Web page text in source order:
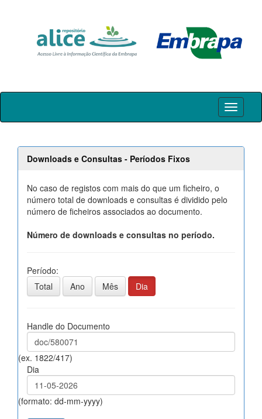
Skip
Downloads e Consultas - Períodos Fixos
No caso de registos com mais do que um ficheiro, o
número total de downloads e consultas é dividido pelo
número de ficheiros associados ao documento.
Número de downloads e consultas no período.
Período:
Total
Ano Mês Dia
Handle do Documento
(ex. 1822/417)
Dia
(formato: dd-mm-yyyy)